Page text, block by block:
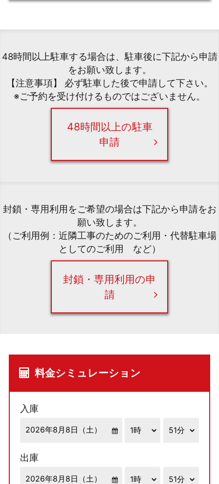
48時間以上駐車する場合は、駐車後に下記から申請
をお願い致します。
【注意事項】 必ず駐車した後で申請して下さい。
※ご予約を受け付けるものではございません。
48時間以上の駐車
申請
封鎖・専用利用をご希望の場合は下記から申請をお
願い致します。
（ご利用例：近隣工事のためのご利用・代替駐車場
としてのご利用 など）
封鎖・専用利用の申
請
料金シミュレーション
入庫
出庫